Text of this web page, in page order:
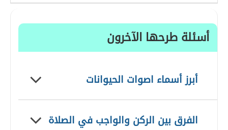
أسئلة طرحها الآخرون
أبرز أسماء اصوات الحيوانات
الفرق بين الركن والواجب في الصلاة